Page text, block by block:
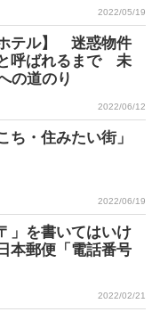
2022/05/19
テル】 迷惑物件
呼ばれるまで 未
の道のり
2022/06/12
ち・住みたい街」
2022/06/19
」を書いてはいけ
郵便「電話番号
2022/02/21